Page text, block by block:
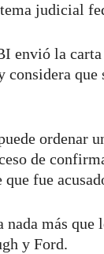
judicial
envió la
que
ordenar
de
fue
más que
y Ford.